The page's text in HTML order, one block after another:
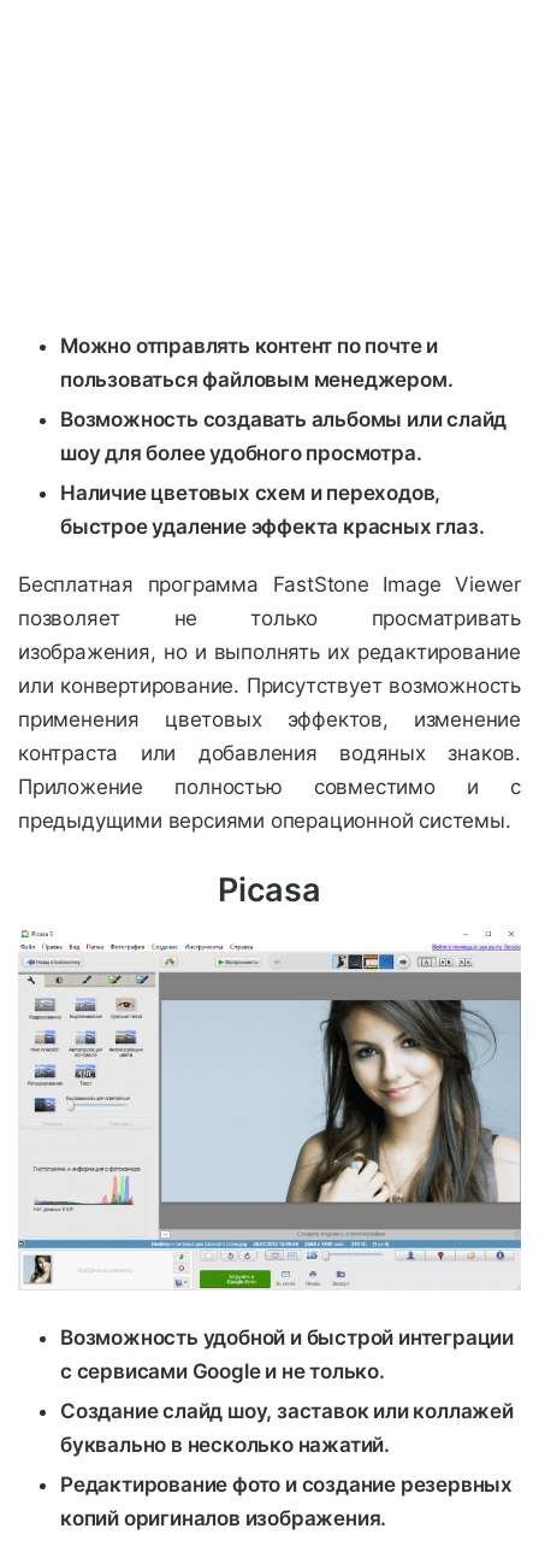
Можно отправлять контент по почте и
пользоваться файловым менеджером.
Возможность создавать альбомы или слайд
шоу для более удобного просмотра.
Наличие цветовых схем и переходов,
быстрое удаление эффекта красных глаз.
Бесплатная программа FastStone Image Viewer
позволяет не только просматривать
изображения, но и выполнять их редактирование
или конвертирование. Присутствует возможность
применения цветовых эффектов, изменение
контраста или добавления водяных знаков.
Приложение полностью совместимо и с
предыдущими версиями операционной системы.
Picasa
Возможность удобной и быстрой интеграции
с сервисами Google и не только.
Создание слайд шоу, заставок или коллажей
буквально в несколько нажатий.
Редактирование фото и создание резервных
копий оригиналов изображения.